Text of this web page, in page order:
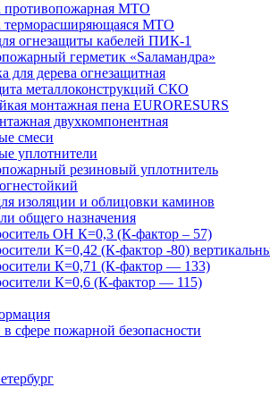
противопожарная МТО
терморасширяющаяся МТО
огнезащиты кабелей ПИК-1
герметик «Sаламандра»
для дерева огнезащитная
металлоконструкций СКО
монтажная пена EURORESURS
двухкомпонентная
смеси
уплотнители
резиновый уплотнитель
изоляции и облицовки каминов
общего назначения
ОН К=0,3 (К-фактор – 57)
К=0,42 (К-фактор -80)
К=0,71 (К-фактор — 133)
К=0,6 (К-фактор — 115)
сфере пожарной безопасности